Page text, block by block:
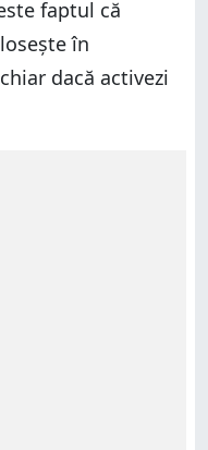
faptul că
în
dacă activezi